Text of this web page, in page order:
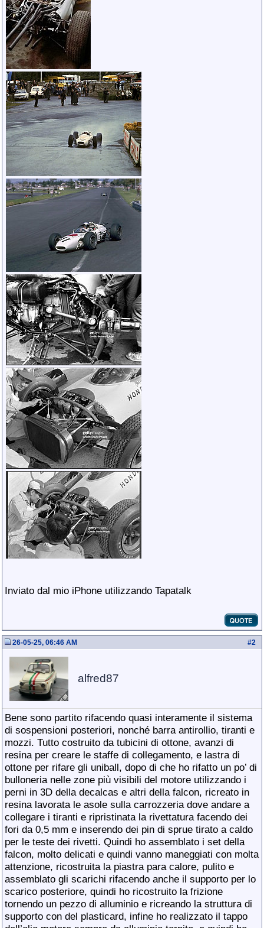
Inviato dal mio iPhone utilizzando Tapatalk
#2
26-05-25, 06:46 AM
alfred87
Bene sono partito rifacendo quasi interamente il sistema
di sospensioni posteriori, nonché barra antirollio, tiranti e
mozzi. Tutto costruito da tubicini di ottone, avanzi di
resina per creare le staffe di collegamento, e lastra di
ottone per rifare gli uniball, dopo di che ho rifatto un po’ di
bulloneria nelle zone più visibili del motore utilizzando i
perni in 3D della decalcas e altri della falcon, ricreato in
resina lavorata le asole sulla carrozzeria dove andare a
collegare i tiranti e ripristinata la rivettatura facendo dei
fori da 0,5 mm e inserendo dei pin di sprue tirato a caldo
per le teste dei rivetti. Quindi ho assemblato i set della
falcon, molto delicati e quindi vanno maneggiati con molta
attenzione, ricostruita la piastra para calore, pulito e
assemblato gli scarichi rifacendo anche il supporto per lo
scarico posteriore, quindi ho ricostruito la frizione
tornendo un pezzo di alluminio e ricreando la struttura di
supporto con del plasticard, infine ho realizzato il tappo